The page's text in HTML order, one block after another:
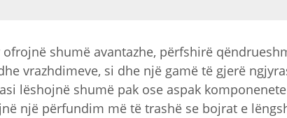
shumë avantazhe, përfshirë
vrazhdimeve, si dhe një gamë të gjerë
lëshojnë shumë pak ose aspak
një përfundim më të trashë se bojrat e